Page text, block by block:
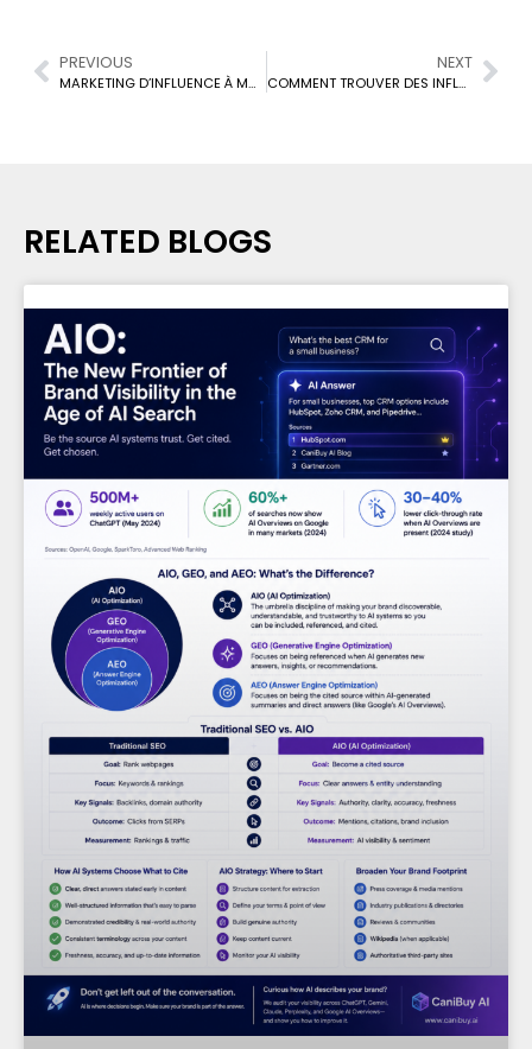
PREVIOUS
MARKETING D’INFLUENCE À MONTRÉAL : LES MEILLEURES AGENCES POUR PROPULSER VOTRE MARQUE VERS LE SOMMET (2024)
NEXT
COMMENT TROUVER DES INFLUENCEURS IG AU CANADA : VOTRE GUIDE ULTIME
RELATED BLOGS